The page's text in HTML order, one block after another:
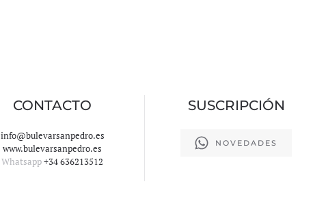
CONTACTO
info@bulevarsanpedro.es
www.bulevarsanpedro.es
Whatsapp+34 636213512
SUSCRIPCIÓN
NOVEDADES